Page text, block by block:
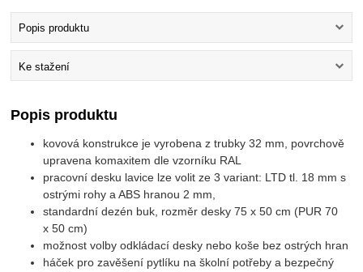
Popis produktu
Ke stažení
Popis produktu
kovová konstrukce je vyrobena z trubky 32 mm, povrchově
upravena komaxitem dle vzorníku RAL
pracovní desku lavice lze volit ze 3 variant: LTD tl. 18 mm s
ostrými rohy a ABS hranou 2 mm,
standardní dezén buk, rozměr desky 75 x 50 cm (PUR 70
x 50 cm)
možnost volby odkládací desky nebo koše bez ostrých hran
háček pro zavěšení pytlíku na školní potřeby a bezpečný